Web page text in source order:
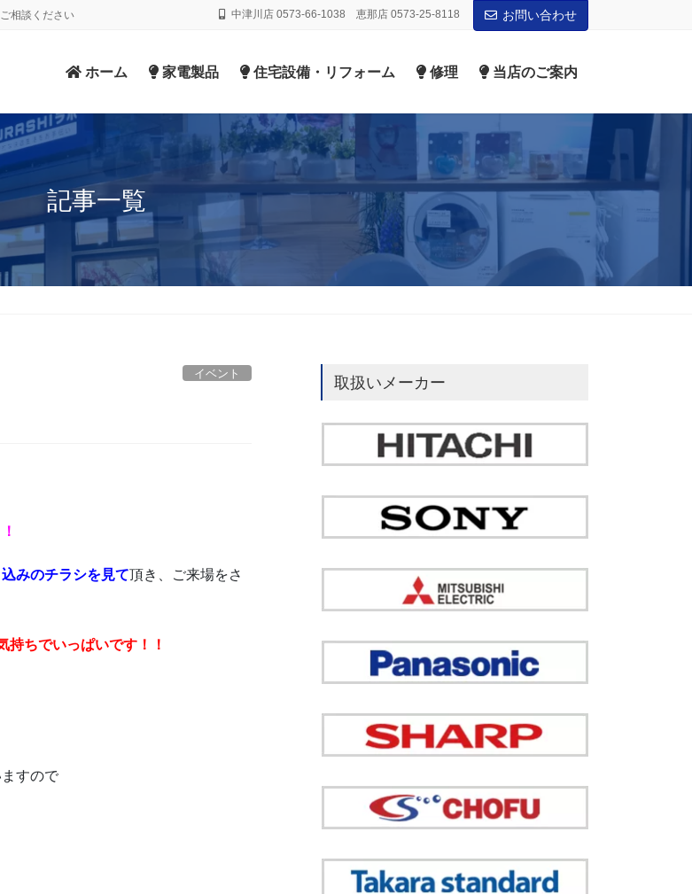
相談ください 中津川店 0573-66-1038 恵那店 0573-25-8118 お問い合わせ
ホーム 家電製品 住宅設備・リフォーム 修理 当店のご案内
記事一覧
イベント
みのチラシを見て頂き、ご来場をさ
持ちでいっぱいです！！
すので
取扱いメーカー